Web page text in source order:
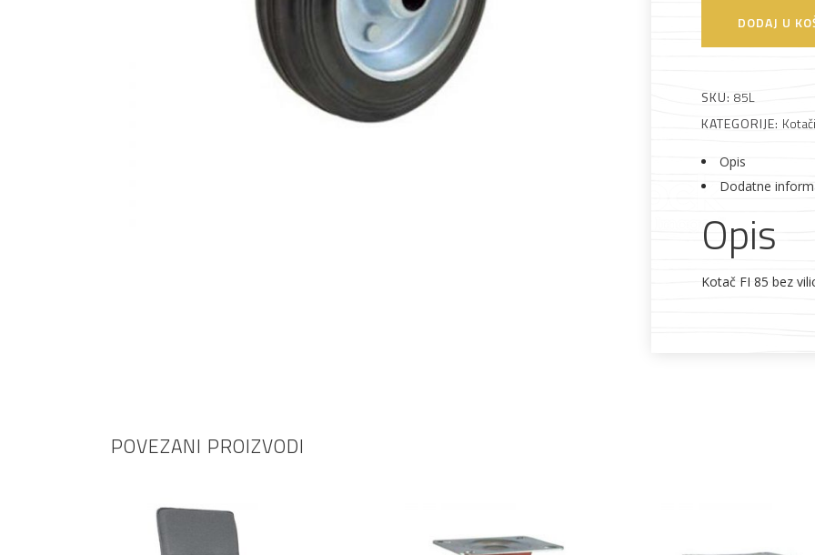
AKCIJA! Pločasti
materijali
Alati i pribor Rasvjeta
Elektromaterijal
DODAJ U
SKU: 85L
KATEGORIJE:
Opis
Dodatne
Opis
Kotač FI 85 bez
POVEZANI PROIZVODI